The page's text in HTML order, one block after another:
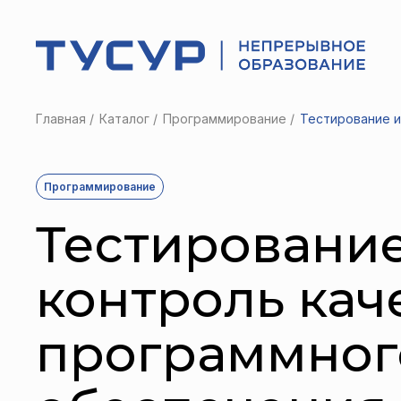
Главная Каталог Программирование Тестирование
Программирование
контроль